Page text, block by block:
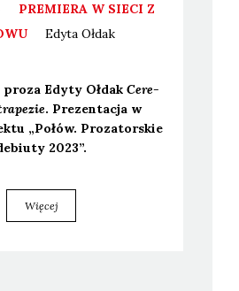
PREMIERA W SIECI Z
Edyta Ołdak
Edy­ty Ołdak Cere­
. Pre­zen­ta­cja w
„Połów. Pro­za­tor­skie
2023”.
Więcej